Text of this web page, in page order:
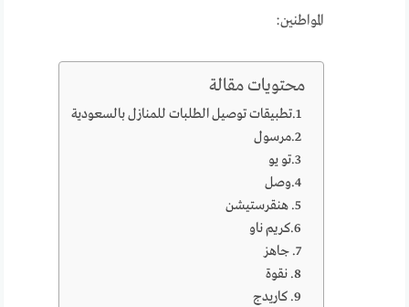
المواطنين:
محتويات مقالة
تطبيقات توصيل الطلبات للمنازل بالسعودية
مرسول
تو يو
وصل
هنقرستيشن
كريم ناو
جاهز
نقوة
كاريدج